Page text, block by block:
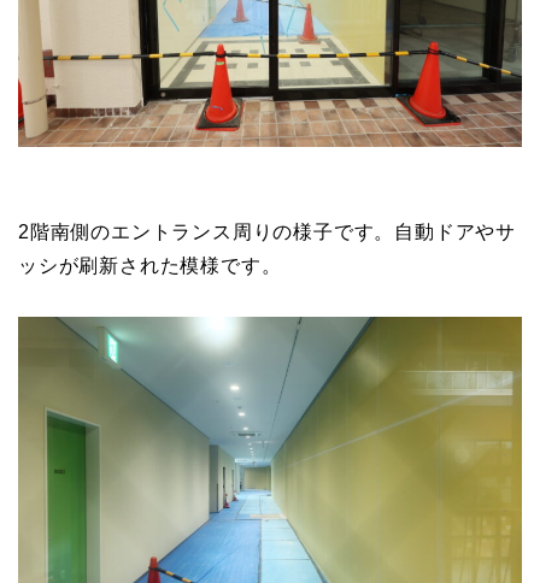
2階南側のエントランス周りの様子です。自動ドアやサ
ッシが刷新された模様です。